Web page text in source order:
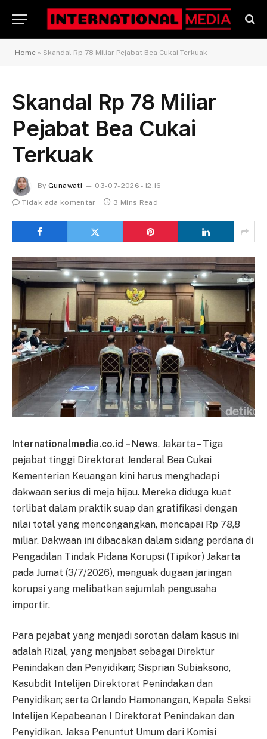
Home » Skandal Rp 78 Miliar Pejabat Bea Cukai Terkuak
Skandal Rp 78 Miliar
Pejabat Bea Cukai
Terkuak
By Gunawati
03-07-2026 - 12.16
Tidak ada komentar
3 Mins Read
Internationalmedia.co.id – News, Jakarta – Tiga
pejabat tinggi Direktorat Jenderal Bea Cukai
Kementerian Keuangan kini harus menghadapi
dakwaan serius di meja hijau. Mereka diduga kuat
terlibat dalam praktik suap dan gratifikasi dengan
nilai total yang mencengangkan, mencapai Rp 78,8
miliar. Dakwaan ini dibacakan dalam sidang perdana di
Pengadilan Tindak Pidana Korupsi (Tipikor) Jakarta
pada Jumat (3/7/2026), menguak dugaan jaringan
korupsi yang melibatkan sejumlah pengusaha
importir.
Para pejabat yang menjadi sorotan dalam kasus ini
adalah Rizal, yang menjabat sebagai Direktur
Penindakan dan Penyidikan; Sisprian Subiaksono,
Kasubdit Intelijen Direktorat Penindakan dan
Penyidikan; serta Orlando Hamonangan, Kepala Seksi
Intelijen Kepabeanan I Direktorat Penindakan dan
Penyidikan. Jaksa Penuntut Umum dari Komisi